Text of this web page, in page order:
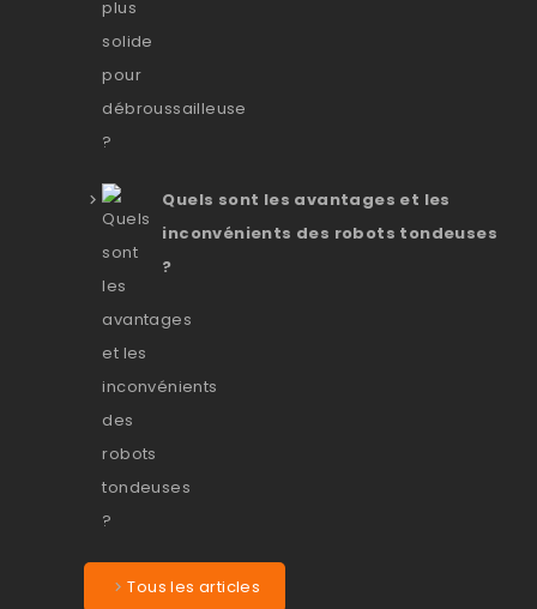
Quels sont les avantages et les
inconvénients des robots tondeuses
?
Tous les articles